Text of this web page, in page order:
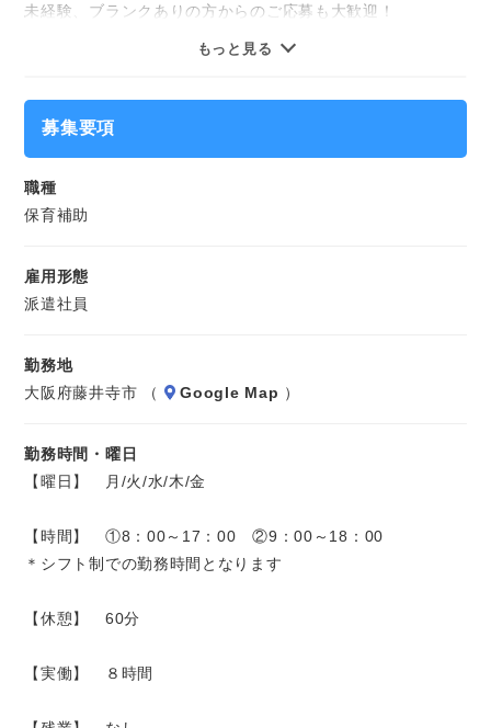
未経験、ブランクありの方からのご応募も大歓迎！
もっと見る
募集要項
職種
保育補助
雇用形態
派遣社員
勤務地
大阪府藤井寺市 （
Google Map ）
勤務時間・曜日
【曜日】 月/火/水/木/金
【時間】 ①8：00～17：00 ②9：00～18：00
＊シフト制での勤務時間となります
【休憩】 60分
【実働】 ８時間